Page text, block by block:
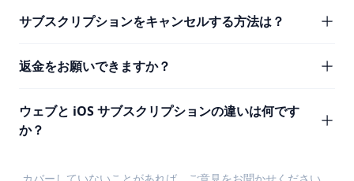
サブスクリプションをキャンセルする方法は？
返金をお願いできますか？
ウェブと iOS サブスクリプションの違いは何です
か？